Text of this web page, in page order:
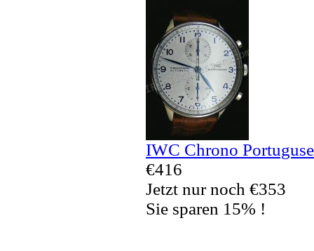
IWC Chrono
€416
Jetzt nur noch €353
Sie sparen 15% !